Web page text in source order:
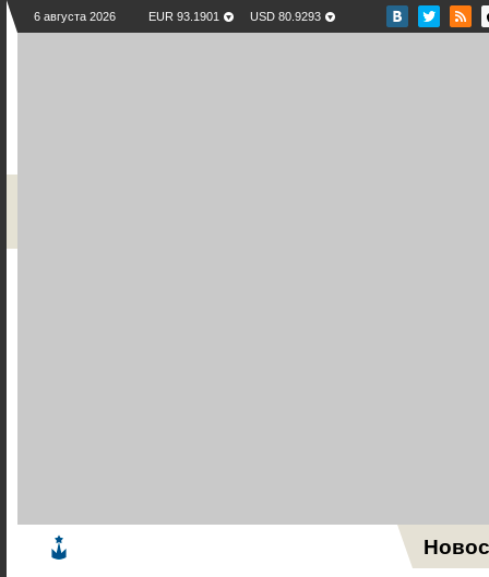
6 августа 2026 EUR 93.1901 USD 80.9293